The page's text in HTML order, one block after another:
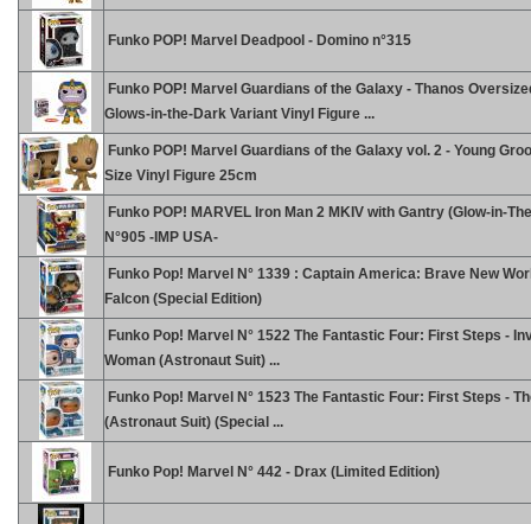
Funko POP! Marvel Deadpool - Domino n°315
Funko POP! Marvel Guardians of the Galaxy - Thanos
Glows-in-the-Dark Variant Vinyl Figure ...
Funko POP! Marvel Guardians of the Galaxy vol. 2 - Young
Size Vinyl Figure 25cm
Funko POP! MARVEL Iron Man 2 MKIV with Gantry (Glow-in-
N°905 -IMP USA-
Funko Pop! Marvel N° 1339 : Captain America: Brave New
Falcon (Special Edition)
Funko Pop! Marvel N° 1522 The Fantastic Four: First Steps -
Woman (Astronaut Suit) ...
Funko Pop! Marvel N° 1523 The Fantastic Four: First Steps -
(Astronaut Suit) (Special ...
Funko Pop! Marvel N° 442 - Drax (Limited Edition)